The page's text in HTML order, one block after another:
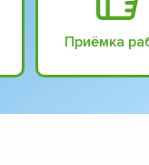
Приёмка